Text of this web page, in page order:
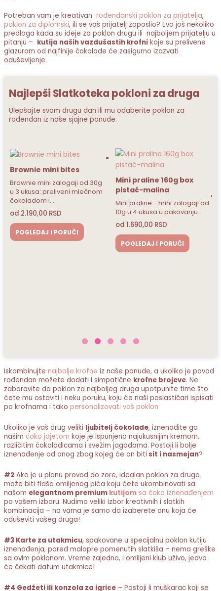
Potreban vam je kreativan rođendanski poklon za prijatelja,
poklon za diplomski, ili se vaš prijatelj zaposlio? Evo još nekoliko
predloga kada su ideje za poklon drugu ili najboljem prijatelju u
pitanju – kutija naših vazdušastih krofni koje su prelivene
glazurom od najfinije čokolade će zasigurno izazvati
oduševljenje.
Najlepši Slatkoteka pokloni za druga
Ulepšajte svom drugu dan ili mu odaberite poklon za
rođendan iz naše sjajne ponude.
30g
Mini praline 160g box
pistać-malina
Mini praline - mini zalogaji od
10g u 4 ukusa u pakovanju…
od1.690,00RSD
POGLEDAJ I PORUČI
Mini Gift Cake - Choco
Iskombinujte najbolje krofne iz naše ponude, a ukoliko je povod
rođendan možete dodati i simpatične krofne brojeve. Ne
zaboravite da poklon za najboljeg druga upotpunite time što
ćete mu ostaviti i neku poruku, koju će naši poslastičari ispisati
po krofnama i tako personalizovati vaš poklon
Ukoliko je vaš drug veliki ljubitelj čokolade, iznenadite ga
našim čoko jajetom koje je ispunjeno najukusnijim kremom,
različitim čokoladicama i svežim jagodama. Postoji li bolje
iznenađenje od onog zbog kojeg će on biti sit i nasmejan?
#2 Ako je u planu provod do zore, idealan poklon za druga
može biti flaša omiljenog pića koju ćete ukombinovati sa
našom elegantnom premium kutijom sa čoko iznenađenjem
po vašem izboru. Nudimo veliki izbor kreativnih i slatkih
kombinacija – na vama je samo da izaberete onu koja će
oduševiti vašeg druga!
#3 Karte za utakmicu, spakovane u specijalnu poklon kutiju
iznenađenja, pored malopre pomenutih slatkiša – nema greške
sa ovim poklonom. Vreme zajedno, i omiljeni klub uživo, jedva
će čekati datum utakmice!
#4 Gedžeti ili konzola za igrice – Postoji li muškarac koji se